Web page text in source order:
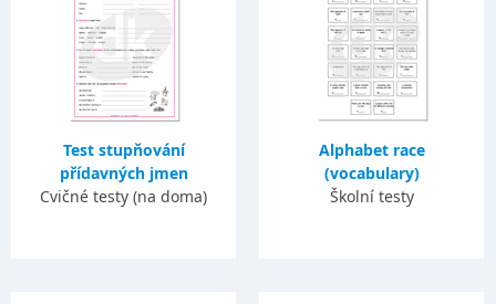
Test stupňování
přídavných jmen
Cvičné testy (na doma)
Alphabet race
(vocabulary)
Školní testy